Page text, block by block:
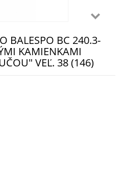
BALESPO BC 240.3-
KAMIENKAMI
VEĽ. 38 (146)